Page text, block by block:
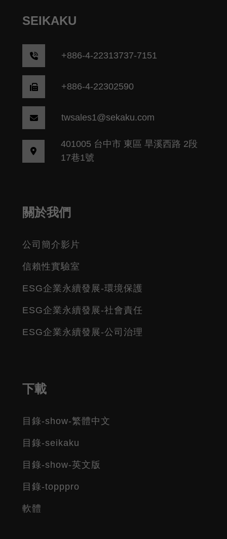
SEIKAKU
+886-4-22313737-7151
+886-4-22302590
twsales1@sekaku.com
401005 台中市 東區 旱溪西路 2段
17巷1號
關於我們
公司簡介影片
信賴性實驗室
ESG企業永續發展-環境保護
ESG企業永續發展-社會責任
ESG企業永續發展-公司治理
下載
目錄-show-繁體中文
目錄-seikaku
目錄-show-英文版
目錄-topppro
軟體